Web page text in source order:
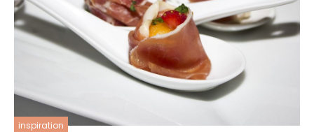
inspiration